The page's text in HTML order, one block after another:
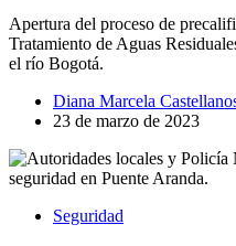
Apertura del proceso de
Tratamiento de Aguas
el río Bogotá.
Diana Marcela
23 de marzo de 2023
Seguridad